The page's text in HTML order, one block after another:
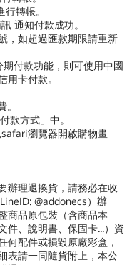
轉帳。
通知付款成功。
，如超過匯款期限請重新
付款功能，則可使用中國
用卡付款。
款方式」中。
瀏覽器開啟購物畫
辦理退換貨，請務必在收
@addonecs）辦
商品原包裝（含商品本
件、說明書、保固卡...）資
何配件或損毀原廠彩盒，
表請一同隨貨附上，本公